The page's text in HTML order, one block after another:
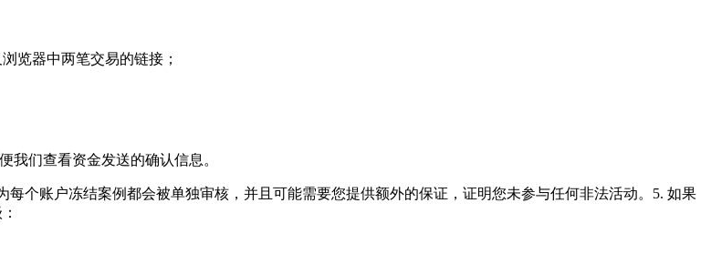
览器中两笔交易的链接；
我们查看资金发送的确认信息。
个账户冻结案例都会被单独审核，并且可能需要您提供额外的保证，证明您未参与任何非法活动。5. 如果